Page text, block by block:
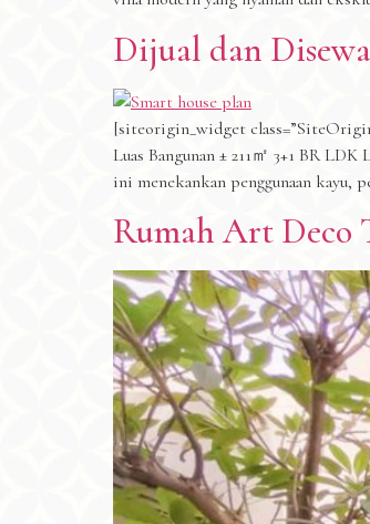
Dijual dan
[siteorigin_widget
Luas Bangunan ± 211㎡ 3+1 BR
ini menekankan penggunaan kayu,
Rumah Art Deco